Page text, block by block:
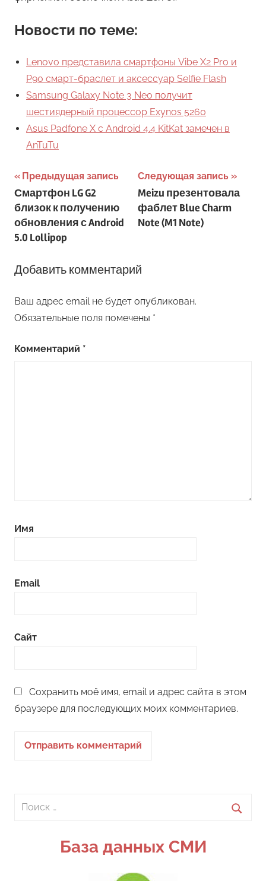
Новости по теме:
Lenovo представила смартфоны Vibe X2 Pro и
P90 смарт-браслет и аксессуар Selfie Flash
Samsung Galaxy Note 3 Neo получит
шестиядерный процессор Exynos 5260
Asus Padfone X с Android 4.4 KitKat замечен в
AnTuTu
Навигация
по
записям
Предыдущая запись
Смартфон LG G2
близок к получению
обновления с Android
5.0 Lollipop
Следующая запись
Meizu презентовала
фаблет Blue Charm
Note (M1 Note)
Добавить комментарий
Ваш адрес email не будет опубликован.
Обязательные поля помечены *
Комментарий *
Имя
Email
Сайт
Сохранить моё имя, email и адрес сайта в этом
браузере для последующих моих комментариев.
Поиск
База данных СМИ